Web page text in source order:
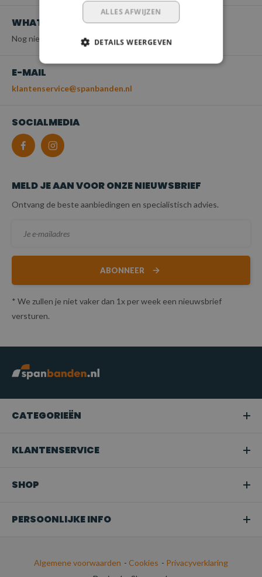
WHATSAPP
Nog niet beschikbaar
E-MAIL
klantenservice@spanbanden.nl
SOCIALMEDIA
MELD JE AAN VOOR ONZE NIEUWSBRIEF
Ontvang de beste aanbiedingen en specialistisch advies.
ABONNEER
* We zullen je niet vaker dan 1x per week een nieuwsbrief
versturen.
CATEGORIEËN
KLANTENSERVICE
SHOP
PERSOONLIJKE INFO
Algemene voorwaarden - Cookies - Privacyverklaring
ALLES AFWIJZEN
DETAILS WEERGEVEN